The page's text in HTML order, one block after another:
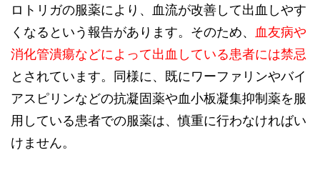
ロトリガの服薬により、血流が改善して出血しやす
くなるという報告があります。そのため、 血友病や
消化管潰瘍などによって出血している患者には禁忌
とされています。同様に、既にワーファリンやバイ
アスピリンなどの抗凝固薬や血小板凝集抑制薬を服
用している患者での服薬は、慎重に行わなければい
けません。